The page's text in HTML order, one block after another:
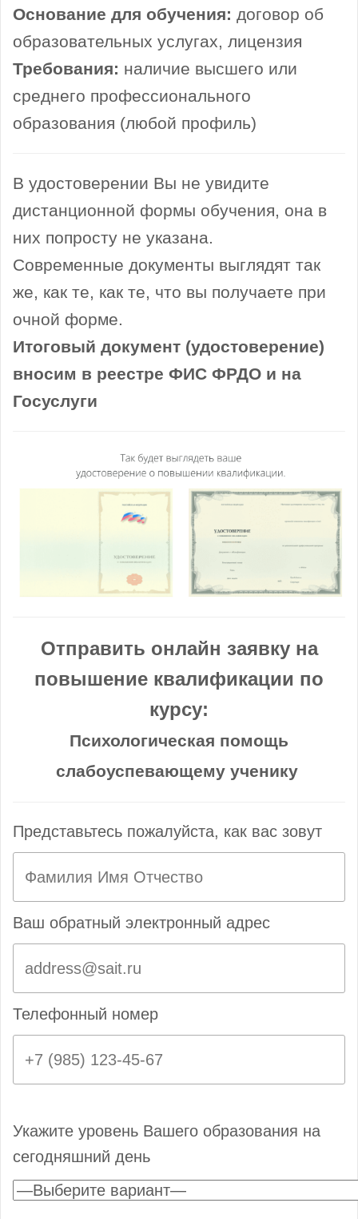
Основание для обучения: договор об
образовательных услугах, лицензия
Требования: наличие высшего или
среднего профессионального
образования (любой профиль)
В удостоверении Вы не увидите
дистанционной формы обучения, она в
них попросту не указана.
Современные документы выглядят так
же, как те, как те, что вы получаете при
очной форме.
Итоговый документ (удостоверение)
вносим в реестре ФИС ФРДО и на
Госуслуги
Отправить онлайн заявку на
повышение квалификации по
курсу:
Психологическая помощь
слабоуспевающему ученику
Представьтесь пожалуйста, как вас зовут
Ваш обратный электронный адрес
Телефонный номер
Укажите уровень Вашего образования на
сегодняшний день